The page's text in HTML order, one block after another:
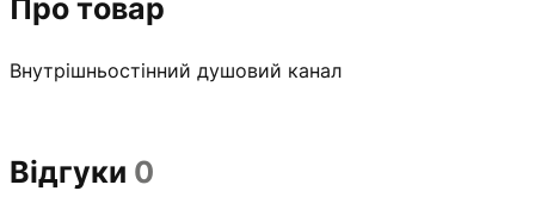
Про товар
Внутрішньостінний душовий канал
Відгуки 0